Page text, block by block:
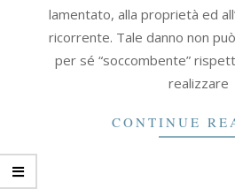
lamentato, alla proprietà ed
ricorrente. Tale danno non
per sé “soccombente”
realizzare
CONTINUE